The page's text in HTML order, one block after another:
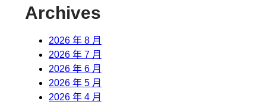
Archives
2026 年 8 月
2026 年 7 月
2026 年 6 月
2026 年 5 月
2026 年 4 月